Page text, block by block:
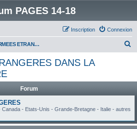
PAGES 14-18
Connexion
Inscription
LES ARMEES ETRANGERES DANS LA GRANDE GUERRE
h
DANS LA
Forum
Canada - Etats-Unis - Grande-Bretagne - Italie - autres